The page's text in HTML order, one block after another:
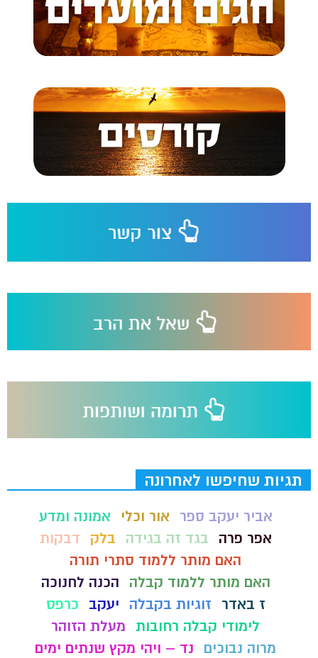
תגיות שחיפשו לאחרונה
אביר יעקב ספר אור וכלי
אמונה ומדע
אפר פרה
בגד זה בגידה בלק
דבקות
האם מותר ללמוד סתרי תורה
האם מותר ללמוד קבלה
הכנה לחנוכה
ז באדר
זוגיות בקבלה יעקב
כרפס
לימודי קבלה רחובות מעלת הזוהר
מרוה נבוכים
נד – ויהי מקץ שנתים ימים